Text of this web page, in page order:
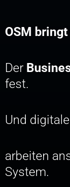
OSM
Der
fest.
Und
arbeiten
System.